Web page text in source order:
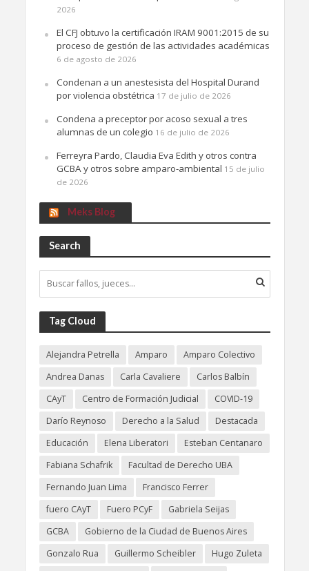
2026
El CFJ obtuvo la certificación IRAM 9001:2015 de su
proceso de gestión de las actividades académicas
6 de agosto de 2026
Condenan a un anestesista del Hospital Durand
por violencia obstétrica 17 de julio de 2026
Condena a preceptor por acoso sexual a tres
alumnas de un colegio 16 de julio de 2026
Ferreyra Pardo, Claudia Eva Edith y otros contra
GCBA y otros sobre amparo-ambiental 15 de julio
de 2026
Meks Blog
Search
Tag Cloud
Alejandra Petrella Amparo
Amparo Colectivo
Andrea Danas
Carla Cavaliere
Carlos Balbín
CAyT
Centro de Formación Judicial
COVID-19
Darío Reynoso
Derecho a la Salud
Destacada
Educación
Elena Liberatori
Esteban Centanaro
Fabiana Schafrik
Facultad de Derecho UBA
Fernando Juan Lima
Francisco Ferrer
fuero CAyT
Fuero PCyF
Gabriela Seijas
GCBA
Gobierno de la Ciudad de Buenos Aires
Gonzalo Rua
Guillermo Scheibler
Hugo Zuleta